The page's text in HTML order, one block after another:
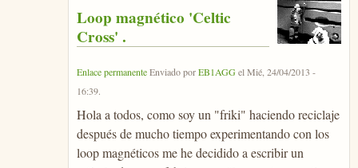
Loop magnético 'Celtic
Cross' .
Enlace permanenteEnviado porEB1AGG elMié, 24/04/2013 -
16:39.
Hola a todos, como soy un "friki" haciendo reciclaje
después de mucho tiempo experimentando con los
loop magnéticos me he decidido a escribir un